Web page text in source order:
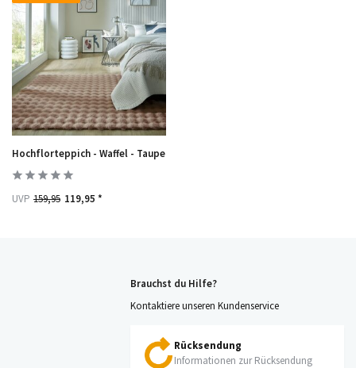
Hochflorteppich - Waffel - Taupe
UVP 159,95 119,95 *
Brauchst du Hilfe?
Kontaktiere unseren Kundenservice
Rücksendung
Informationen zur Rücksendung